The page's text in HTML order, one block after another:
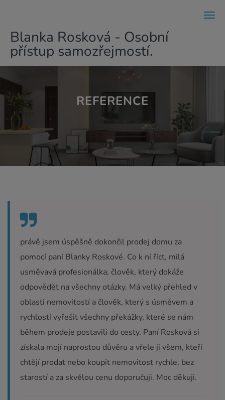
Blanka Rosková - Osobní
přístup samozřejmostí.
REFERENCE
právě jsem úspěšně dokončil prodej domu za
pomocí paní Blanky Roskové. Co k ní říct, milá
usměvavá profesionálka, člověk, který dokáže
odpovědět na všechny otázky. Má velký přehled v
oblasti nemovitostí a člověk, který s úsměvem a
rychlostí vyřešit všechny překážky, které se nám
během prodeje postavili do cesty. Paní Rosková si
získala mojí naprostou důvěru a vřele ji všem, kteří
chtějí prodat nebo koupit nemovitost rychle, bez
starostí a za skvělou cenu doporučuji. Moc děkuji.